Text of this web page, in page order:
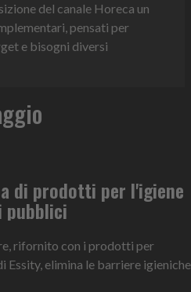
del canale Horeca un
pensati per
e bisogni diversi
di prodotti per l'igiene
pubblici
rifornito con i prodotti per
Essity, elimina le barriere igieniche